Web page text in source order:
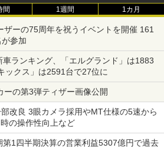
間 1週間 1カ月
ザーの75周年を祝うイベントを開催 161
参加
ランキング、「エルグランド」は1883
ックス」は2591台で27位に
ーの第3弾ティザー画像公開
改良 3眼カメラ採用やMT仕様の5速から
の操作性向上など
1四半期決算の営業利益5307億円で過去